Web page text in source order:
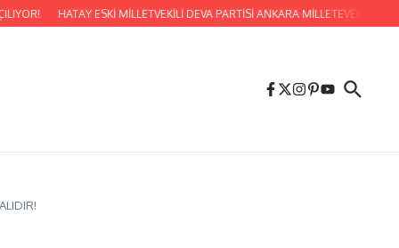
HATAY ESKİ MİLLETVEKİLİ DEVA PARTİSİ ANKARA MİLLETEVEKİLİ